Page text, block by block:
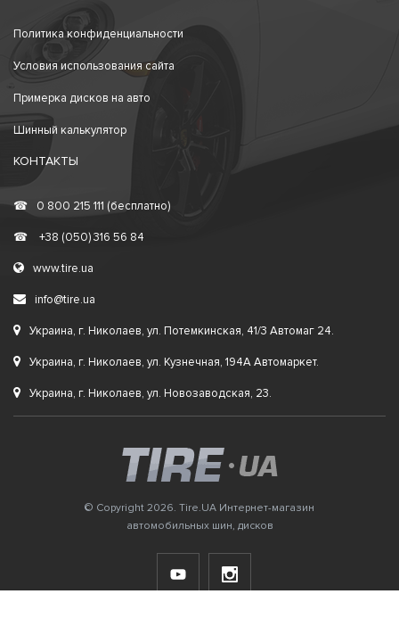
Политика конфиденциальности
Условия использования сайта
Примерка дисков на авто
Шинный калькулятор
КОНТАКТЫ
☎ 0 800 215 111 (бесплатно)
☎ +38 (050) 316 56 84
www.tire.ua
info@tire.ua
Украина, г. Николаев, ул. Потемкинская, 41/3 Автомаг 24.
Украина, г. Николаев, ул. Кузнечная, 194А Автомаркет.
Украина, г. Николаев, ул. Новозаводская, 23.
© Copyright 2026. Tire.UA Интернет-магазин
автомобильных шин, дисков